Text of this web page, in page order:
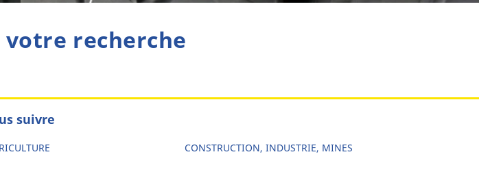
recherche
suivre
CONSTRUCTION, INDUSTRIE, MINES